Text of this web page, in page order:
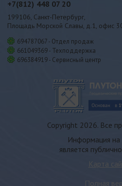
+7(812) 448 07 20
199106, Санкт-Петербург,
Площадь Морской Славы, д.1, офис
694787067 - Отдел продаж
661049369 - Техподдержка
696384919 - Сервисный центр
Copyright 2026. Все
Информация на
является
Карта
Полная